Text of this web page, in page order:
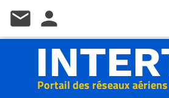
Portail des réseaux
mail person